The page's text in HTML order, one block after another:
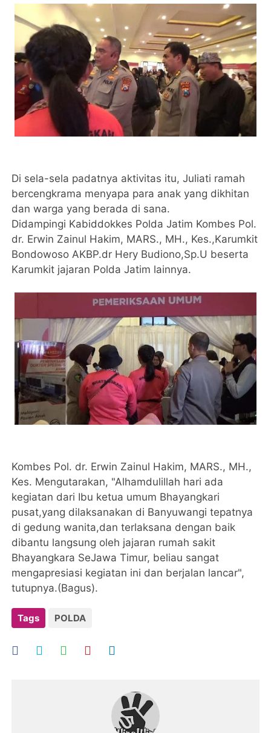
Di sela-sela padatnya aktivitas itu, Juliati ramah
bercengkrama menyapa para anak yang dikhitan
dan warga yang berada di sana.
Didampingi Kabiddokkes Polda Jatim Kombes Pol.
dr. Erwin Zainul Hakim, MARS., MH., Kes.,Karumkit
Bondowoso AKBP.dr Hery Budiono,Sp.U beserta
Karumkit jajaran Polda Jatim lainnya.
Kombes Pol. dr. Erwin Zainul Hakim, MARS., MH.,
Kes. Mengutarakan, "Alhamdulillah hari ada
kegiatan dari Ibu ketua umum Bhayangkari
pusat,yang dilaksanakan di Banyuwangi tepatnya
di gedung wanita,dan terlaksana dengan baik
dibantu langsung oleh jajaran rumah sakit
Bhayangkara SeJawa Timur, beliau sangat
mengapresiasi kegiatan ini dan berjalan lancar",
tutupnya.(Bagus).
Tags POLDA